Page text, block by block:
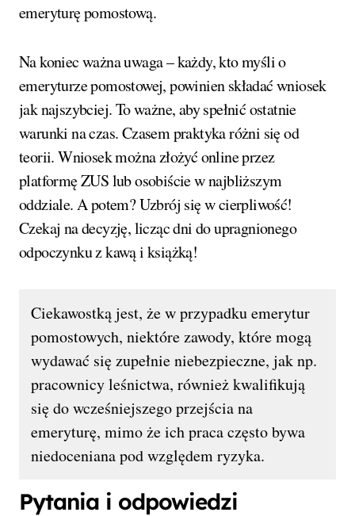
emeryturę pomostową.
Na koniec ważna uwaga – każdy, kto myśli o
emeryturze pomostowej, powinien składać wniosek
jak najszybciej. To ważne, aby spełnić ostatnie
warunki na czas. Czasem praktyka różni się od
teorii. Wniosek można złożyć online przez
platformę ZUS lub osobiście w najbliższym
oddziale. A potem? Uzbrój się w cierpliwość!
Czekaj na decyzję, licząc dni do upragnionego
odpoczynku z kawą i książką!
Ciekawostką jest, że w przypadku emerytur
pomostowych, niektóre zawody, które mogą
wydawać się zupełnie niebezpieczne, jak np.
pracownicy leśnictwa, również kwalifikują
się do wcześniejszego przejścia na
emeryturę, mimo że ich praca często bywa
niedoceniana pod względem ryzyka.
Pytania i odpowiedzi